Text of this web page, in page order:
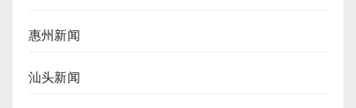
惠州新闻
汕头新闻